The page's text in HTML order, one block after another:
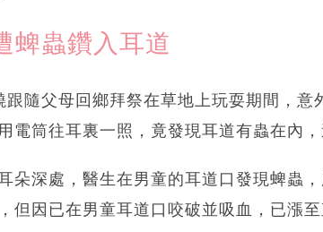
蜱蟲鑽入耳道
隨父母回鄉拜祭在草地上玩耍期間，意
電筒往耳裏一照，竟發現耳道有蟲在內，
朵深處，醫生在男童的耳道口發現蜱蟲
但因已在男童耳道口咬破並吸血，已漲